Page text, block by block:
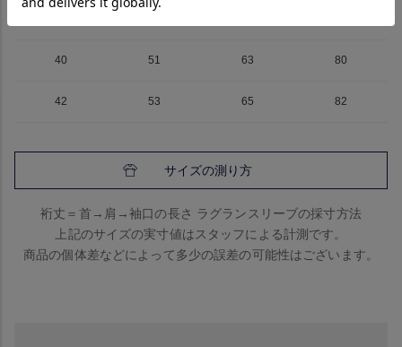
40 51 63 80
42 53 65 82
サイズの測り方
裄丈＝首→肩→袖口の長さ ラグランスリーブの採寸方法
上記のサイズの実寸値はスタッフによる計測です。
商品の個体差などによって多少の誤差の可能性はございます。